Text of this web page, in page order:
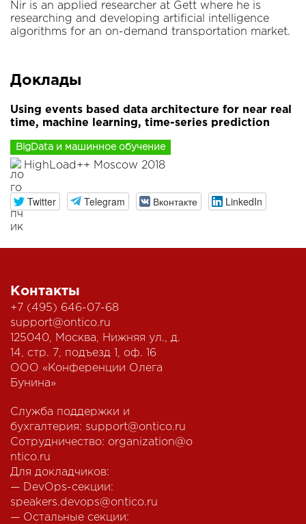
Nir is an applied researcher at Gett where he is
researching and developing artificial intelligence
algorithms for an on-demand transportation market.
Доклады
Using events based data architecture for near real
time, machine learning, time-series prediction
BigData и машинное обучение
HighLoad++ Moscow 2018
Twitter Telegram Вконтакте LinkedIn
Контакты
+7 (495) 646-07-68
support@ontico.ru
125040, Москва, Нижняя ул., д.
14, стр. 7, подъезд 1, оф. 16
ООО «Конференции Олега
Бунина»
Служба поддержки и
бухгалтерия: support@ontico.ru
Сотрудничество: organization@o
ntico.ru
Для докладчиков:
— DevOps-секции:
speakers.devops@ontico.ru
— Остальные секции: